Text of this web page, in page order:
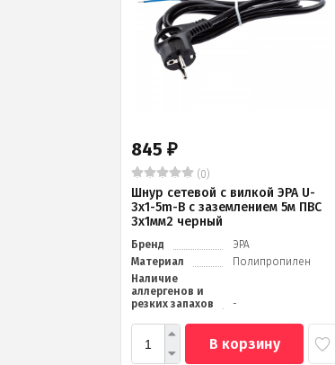
845 ₽
(0)
Шнур сетевой с вилкой ЭРА U-
3x1-5m-B с заземлением 5м ПВС
3x1мм2 черный
Бренд
ЭРА
Материал
Полипропилен
Наличие
аллергенов и
резких запахов
-
В корзину